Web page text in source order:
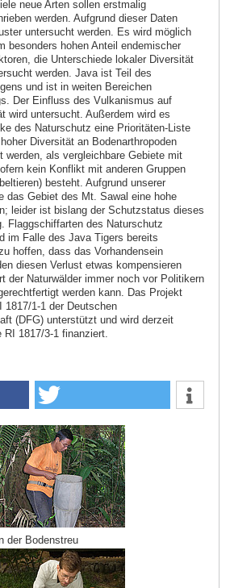
der Bodenstreu
neue Arten sollen erstmalig
werden. Aufgrund dieser Daten
untersucht werden. Es wird möglich
besonders hohen Anteil endemischer
die Unterschiede lokaler Diversität
werden. Java ist Teil des
und ist in weiten Bereichen
Der Einfluss des Vulkanismus auf
wird untersucht. Außerdem wird es
des Naturschutz eine Prioritäten-Liste
Diversität an Bodenarthropoden
werden, als vergleichbare Gebiete mit
kein Konflikt mit anderen Gruppen
besteht. Aufgrund unserer
das Gebiet des Mt. Sawal eine hohe
leider ist bislang der Schutzstatus dieses
Flaggschiffarten des Naturschutz
im Falle des Java Tigers bereits
hoffen, dass das Vorhandensein
diesen Verlust etwas kompensieren
der Naturwälder immer noch vor Politikern
werden kann. Das Projekt
1817/1-1 der Deutschen
(DFG) unterstützt und wird derzeit
1817/3-1 finanziert.